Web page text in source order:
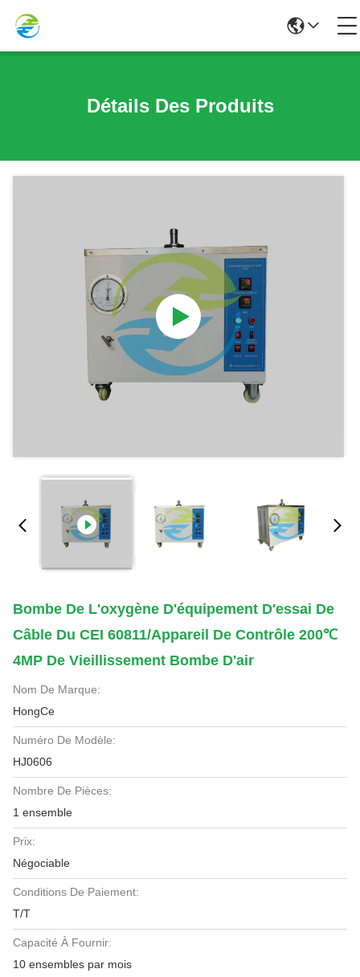
Détails Des Produits
Bombe De L'oxygène D'équipement D'essai De
Câble Du CEI 60811/appareil De Contrôle 200℃
4MP De Vieillissement Bombe D'air
Nom De Marque:
HongCe
Numéro De Modèle:
HJ0606
Nombre De Pièces:
1 ensemble
Prix:
Négociable
Conditions De Paiement:
T/T
Capacité À Fournir:
10 ensembles par mois